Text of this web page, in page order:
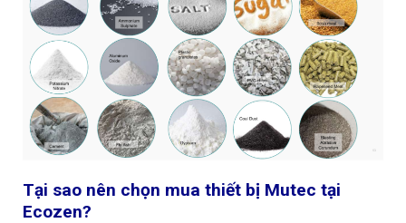
Tại sao nên chọn mua thiết bị Mutec tại
Ecozen?